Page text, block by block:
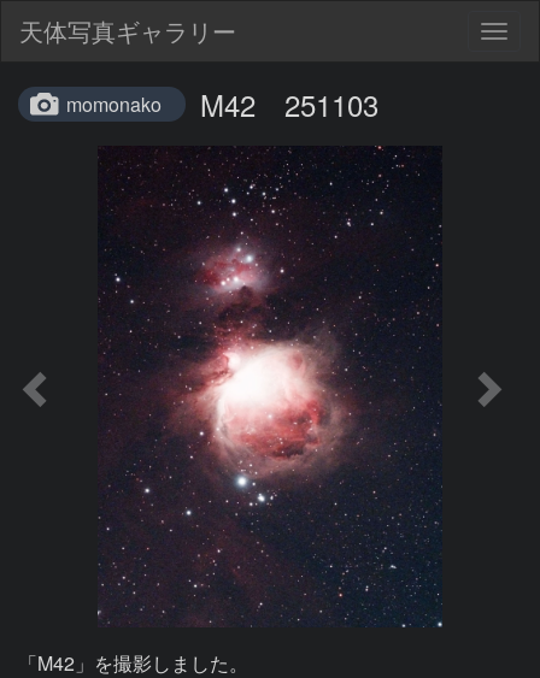
天体写真ギャラリー
momonako M42 251103
「M42」を撮影しました。